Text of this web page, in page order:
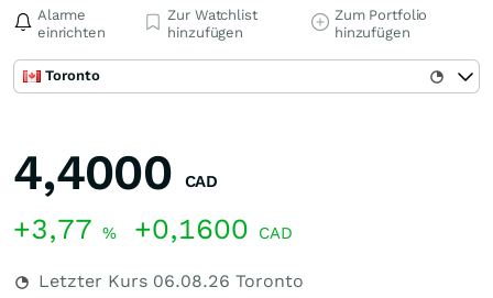
Alarme
einrichten
Zur Watchlist
hinzufügen
Zum Portfolio
hinzufügen
Toronto
4,4000 CAD
+3,77 % +0,1600 CAD
Letzter Kurs 06.08.26 Toronto